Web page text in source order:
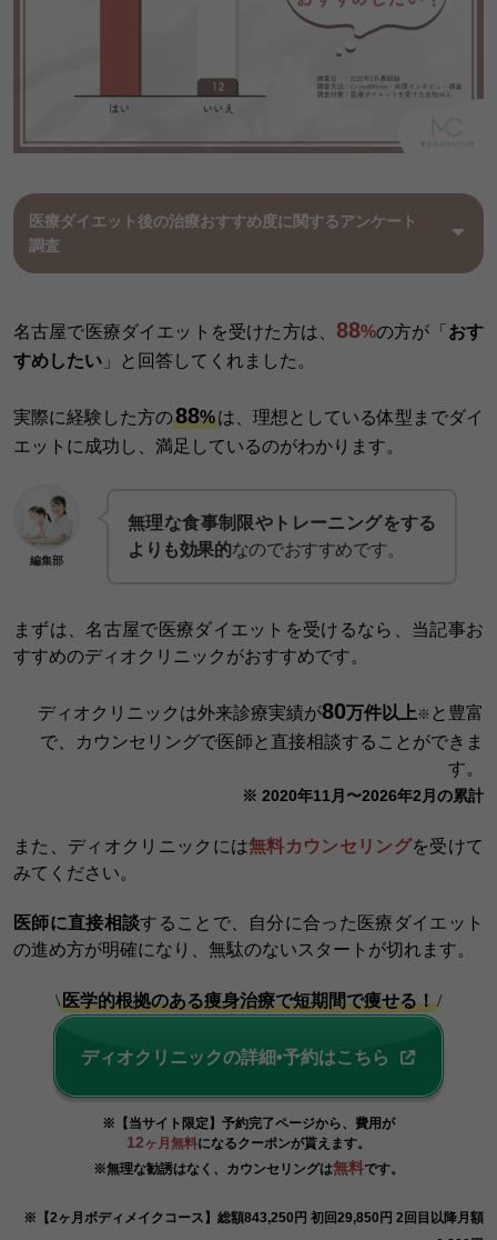
医療ダイエット後の治療おすすめ度に関するアンケート
調査
名古屋で医療ダイエットを受けた方は、 88%の方が「 おす
すめしたい 」と回答してくれました。
実際に経験した方の88%は、理想としている体型までダイ
エットに成功し、満足しているのがわかります。
編集部
無理な食事制限やトレーニングをする
よりも効果的なのでおすすめです。
まずは、名古屋で医療ダイエットを受けるなら、当記事お
すすめのディオクリニックがおすすめです。
ディオクリニックは外来診療実績が80万件以上 ※ と豊富
で、カウンセリングで医師と直接相談することができま
す。
※ 2020年11月〜2026年2月の累計
また、ディオクリニックには無料カウンセリングを受けて
みてください。
医師に直接相談することで、自分に合った医療ダイエット
の進め方が明確になり、無駄のないスタートが切れます。
\医学的根拠のある痩身治療で短期間で痩せる！/
ディオクリニックの詳細•予約はこちら
※【当サイト限定】予約完了ページから、費用が
12ヶ月無料になるクーポンが貰えます。
※無理な勧誘はなく、カウンセリングは無料です。
※【2ヶ月ボディメイクコース】総額843,250円 初回29,850円 2回目以降月額